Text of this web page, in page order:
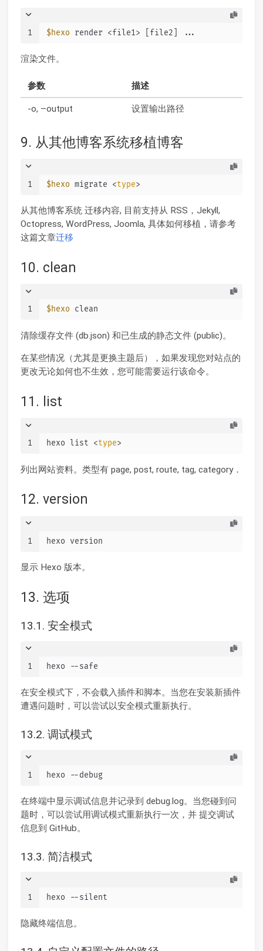
1 $hexo render <file1> [file2] ...
渲染文件。
参数 描述
-o, –output 设置输出路径
9. 从其他博客系统移植博客
1 $hexo migrate <type>
从其他博客系统 迁移内容, 目前支持从 RSS，Jekyll,
Octopress, WordPress, Joomla, 具体如何移植，请参考
这篇文章迁移
10. clean
1 $hexo clean
清除缓存文件 (db.json) 和已生成的静态文件 (public)。
在某些情况（尤其是更换主题后），如果发现您对站点的
更改无论如何也不生效，您可能需要运行该命令。
11. list
1 hexo list <type>
列出网站资料。类型有 page, post, route, tag, category．
12. version
1 hexo version
显示 Hexo 版本。
13. 选项
13.1. 安全模式
1 hexo --safe
在安全模式下，不会载入插件和脚本。当您在安装新插件
遭遇问题时，可以尝试以安全模式重新执行。
13.2. 调试模式
1 hexo --debug
在终端中显示调试信息并记录到 debug.log。当您碰到问
题时，可以尝试用调试模式重新执行一次，并 提交调试
信息到 GitHub。
13.3. 简洁模式
1 hexo --silent
隐藏终端信息。